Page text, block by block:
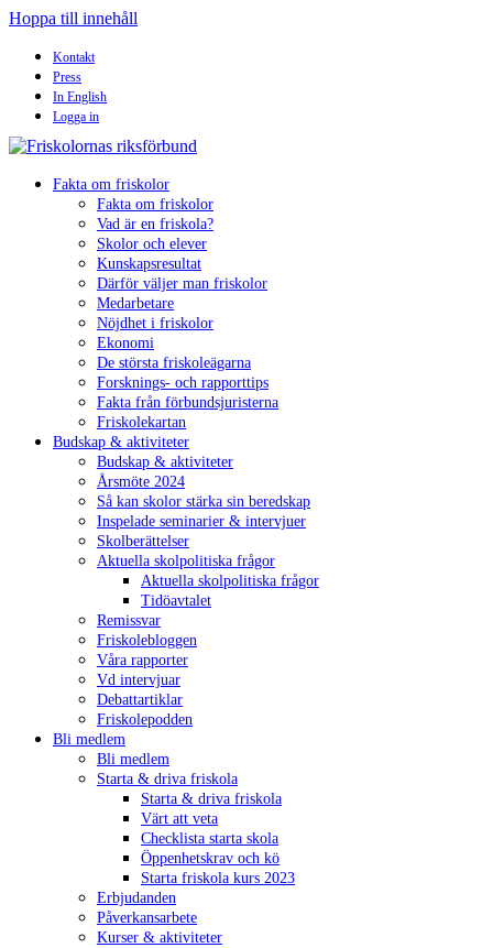
Hoppa till innehåll
Kontakt
Press
In English
Logga in
Fakta om friskolor
Fakta om friskolor
Vad är en friskola?
Skolor och elever
Kunskapsresultat
Därför väljer man friskolor
Medarbetare
Nöjdhet i friskolor
Ekonomi
De största friskoleägarna
Forsknings- och rapporttips
Fakta från förbundsjuristerna
Friskolekartan
Budskap & aktiviteter
Budskap & aktiviteter
Årsmöte 2024
Så kan skolor stärka sin beredskap
Inspelade seminarier & intervjuer
Skolberättelser
Aktuella skolpolitiska frågor
Aktuella skolpolitiska frågor
Tidöavtalet
Remissvar
Friskolebloggen
Våra rapporter
Vd intervjuar
Debattartiklar
Friskolepodden
Bli medlem
Bli medlem
Starta & driva friskola
Starta & driva friskola
Värt att veta
Checklista starta skola
Öppenhetskrav och kö
Starta friskola kurs 2023
Erbjudanden
Påverkansarbete
Kurser & aktiviteter